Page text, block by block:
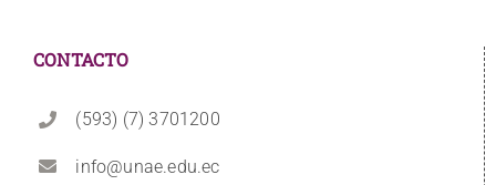
CONTACTO
(593) (7) 3701200
info@unae.edu.ec